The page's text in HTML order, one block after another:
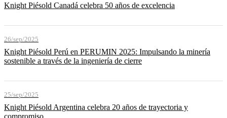
Knight Piésold Canadá celebra 50 años de excelencia
26/sep/2025
Knight Piésold Perú en PERUMIN 2025: Impulsando la minería
sostenible a través de la ingeniería de cierre
25/sep/2025
Knight Piésold Argentina celebra 20 años de trayectoria y
compromiso